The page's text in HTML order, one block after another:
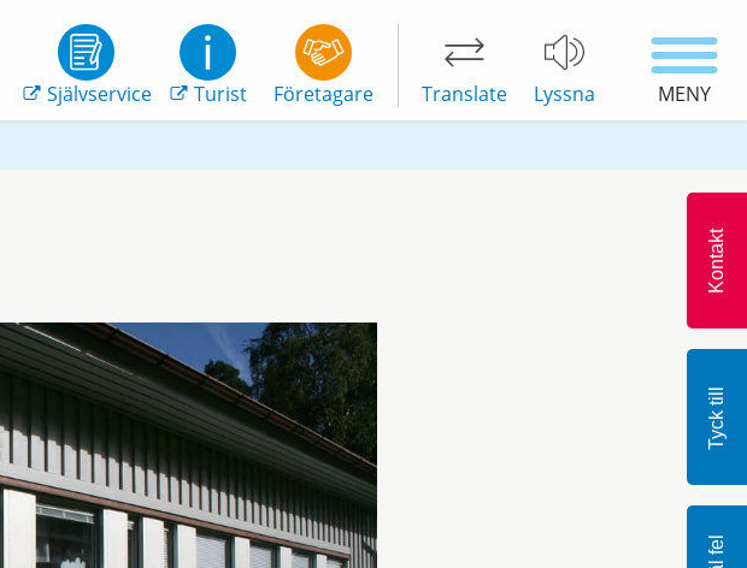
Självservice Turist Företagare Translate Lyssna MENY
Kontakt
Tyck till